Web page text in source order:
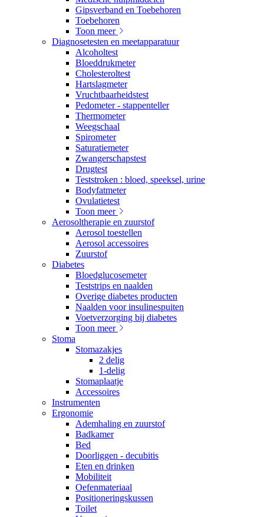
Gipsverband en Toebehoren
Toebehoren
Toon meer
Diagnosetesten en meetapparatuur
Alcoholtest
Bloeddrukmeter
Cholesteroltest
Hartslagmeter
Vruchtbaarheidstest
Pedometer - stappenteller
Thermometer
Weegschaal
Spirometer
Saturatiemeter
Zwangerschapstest
Drugtest
Teststroken : bloed, speeksel, urine
Bodyfatmeter
Ovulatietest
Toon meer
Aerosoltherapie en zuurstof
Aerosol toestellen
Aerosol accessoires
Zuurstof
Diabetes
Bloedglucosemeter
Teststrips en naalden
Overige diabetes producten
Naalden voor insulinespuiten
Voetverzorging bij diabetes
Toon meer
Stoma
Stomazakjes
2 delig
1-delig
Stomaplaatje
Accessoires
Instrumenten
Ergonomie
Ademhaling en zuurstof
Badkamer
Bed
Doorliggen - decubitis
Eten en drinken
Mobiliteit
Oefenmateriaal
Positioneringskussen
Toilet